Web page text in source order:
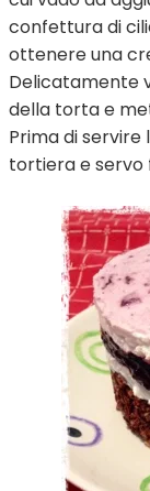
confettura di
ottenere una
Delicatamente
della torta e
Prima di
tortiera e servo